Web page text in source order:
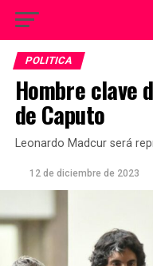
POLITICA
Hombre clave
de Caputo
Leonardo Madcur será
12 de diciembre de 2023